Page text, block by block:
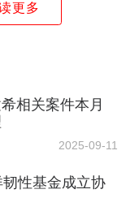
更多
相关案件本月
2025-09-11
性基金成立协